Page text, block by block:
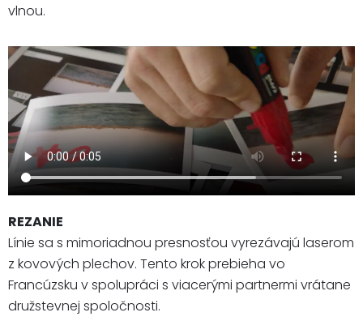
vlnou.
REZANIE
Línie sa s mimoriadnou presnosťou vyrezávajú laserom
z kovových plechov. Tento krok prebieha vo
Francúzsku v spolupráci s viacerými partnermi vrátane
družstevnej spoločnosti.